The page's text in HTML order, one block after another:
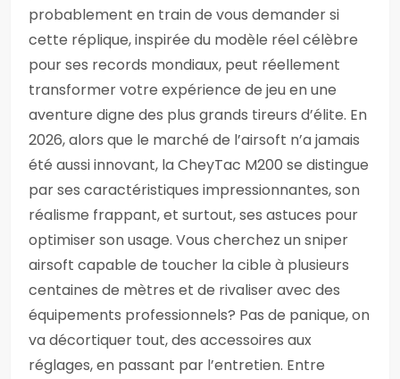
probablement en train de vous demander si
cette réplique, inspirée du modèle réel célèbre
pour ses records mondiaux, peut réellement
transformer votre expérience de jeu en une
aventure digne des plus grands tireurs d’élite. En
2026, alors que le marché de l’airsoft n’a jamais
été aussi innovant, la CheyTac M200 se distingue
par ses caractéristiques impressionnantes, son
réalisme frappant, et surtout, ses astuces pour
optimiser son usage. Vous cherchez un sniper
airsoft capable de toucher la cible à plusieurs
centaines de mètres et de rivaliser avec des
équipements professionnels? Pas de panique, on
va décortiquer tout, des accessoires aux
réglages, en passant par l’entretien. Entre